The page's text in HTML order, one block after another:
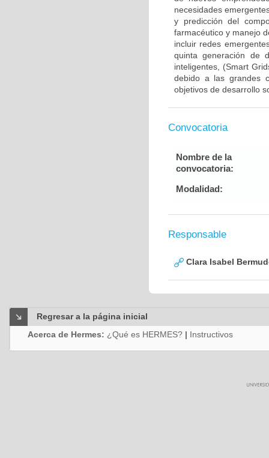
necesidades
y predicción del
farmacéutico y manejo
incluir redes
quinta generación de
inteligentes, (Smart
debido a las grandes
objetivos de desarrollo
Convocatoria
Nombre de la
convocatoria:
Modalidad:
Responsable
Clara Isabel
Regresar a la página inicial
Acerca de Hermes: ¿Qué es HERMES? | Instructivos